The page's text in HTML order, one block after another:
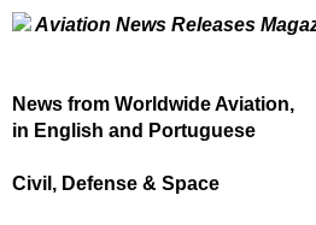
Aviation News Releases
News from Worldwide Aviation,
in English and Portuguese
Civil, Defense & Space